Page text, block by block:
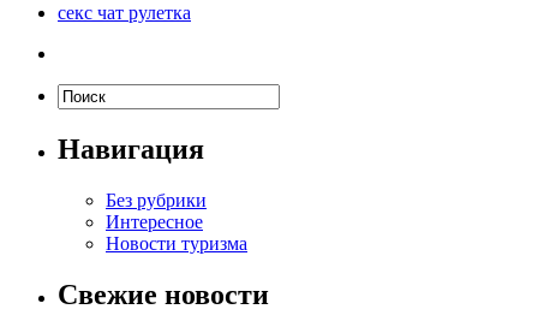
секс чат рулетка
Навигация
Без рубрики
Интересное
Новости туризма
Свежие новости